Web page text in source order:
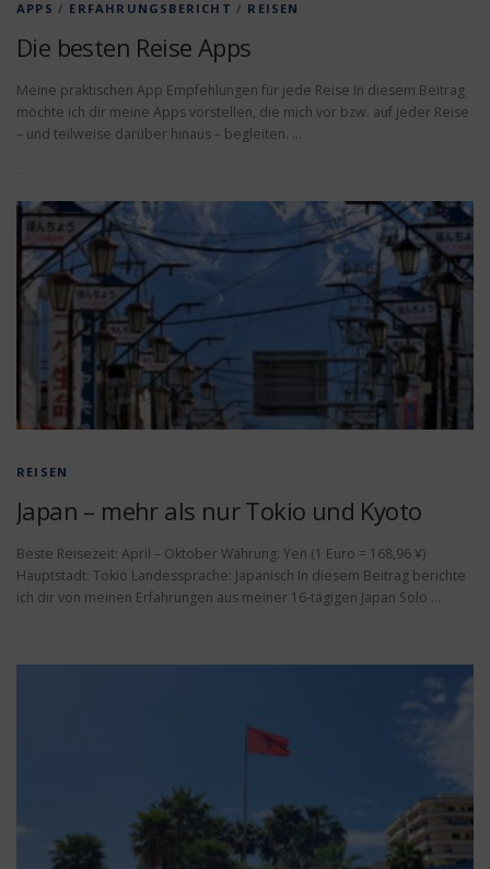
APPS / ERFAHRUNGSBERICHT / REISEN
Die besten Reise Apps
Meine praktischen App Empfehlungen für jede Reise In diesem Beitrag
möchte ich dir meine Apps vorstellen, die mich vor bzw. auf jeder Reise
– und teilweise darüber hinaus – begleiten. …
REISEN
Japan – mehr als nur Tokio und Kyoto
Beste Reisezeit: April – Oktober Währung: Yen (1 Euro = 168,96 ¥)
Hauptstadt: Tokio Landessprache: Japanisch In diesem Beitrag berichte
ich dir von meinen Erfahrungen aus meiner 16-tägigen Japan Solo …